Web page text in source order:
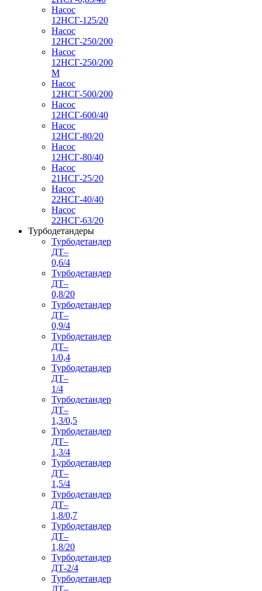
Насос
12НСГ-125/20
Насос
12НСГ-250/200
Насос
12НСГ-250/200
М
Насос
12НСГ-500/200
Насос
12НСГ-600/40
Насос
12НСГ-80/20
Насос
12НСГ-80/40
Насос
21НСГ-25/20
Насос
22НСГ-40/40
Насос
22НСГ-63/20
Турбодетандеры
Турбодетандер
ДТ–
0,6/4
Турбодетандер
ДТ–
0,8/20
Турбодетандер
ДТ–
0,9/4
Турбодетандер
ДТ–
1/0,4
Турбодетандер
ДТ–
1/4
Турбодетандер
ДТ–
1,3/0,5
Турбодетандер
ДТ–
1,3/4
Турбодетандер
ДТ–
1,5/4
Турбодетандер
ДТ–
1,8/0,7
Турбодетандер
ДТ–
1,8/20
Турбодетандер
ДТ-2/4
Турбодетандер
ДТ–